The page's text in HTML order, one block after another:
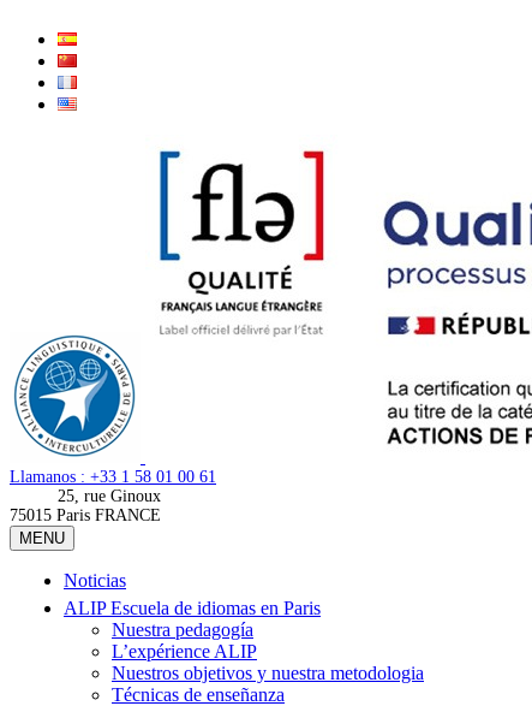
Llamanos : +33 1 58 01 00 61
25, rue Ginoux
75015 Paris FRANCE
MENU
Noticias
ALIP Escuela de idiomas en Paris
Nuestra pedagogía
L’expérience ALIP
Nuestros objetivos y nuestra metodologia
Técnicas de enseñanza